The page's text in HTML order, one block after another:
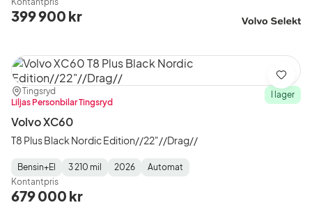
Type:
Year:
Type:
399 900 kr
Plats:
Tingsryd
Återförsäljare:
Liljas Personbilar Tingsryd
I lager
Volvo XC60
T8 Plus Black Nordic Edition//22"//Drag//
Fuel
Type:
Bensin+El
Mätarställning:
3 210 mil
Model
Year:
2026
Gearbox
Type:
Automat
Kontantpris
679 000 kr
Spara